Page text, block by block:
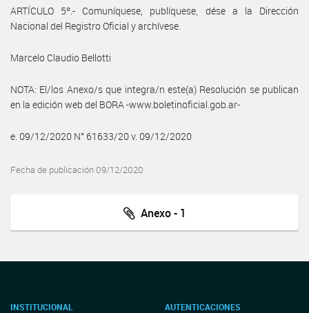
ARTÍCULO 5º.- Comuníquese, publíquese, dése a la Dirección
Nacional del Registro Oficial y archívese.
Marcelo Claudio Bellotti
NOTA: El/los Anexo/s que integra/n este(a) Resolución se publican
en la edición web del BORA -www.boletinoficial.gob.ar-
e. 09/12/2020 N° 61633/20 v. 09/12/2020
Fecha de publicación 09/12/2020
Anexo - 1
INSTITUCIONAL AUTENTICACIONES